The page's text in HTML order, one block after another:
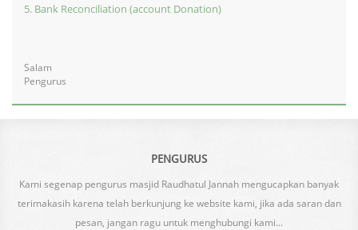
5. Bank Reconciliation (account Donation)
Salam
Pengurus
PENGURUS
Kami segenap pengurus masjid Raudhatul Jannah mengucapkan banyak
terimakasih karena telah berkunjung ke website kami, jika ada saran dan
pesan, jangan ragu untuk menghubungi kami...